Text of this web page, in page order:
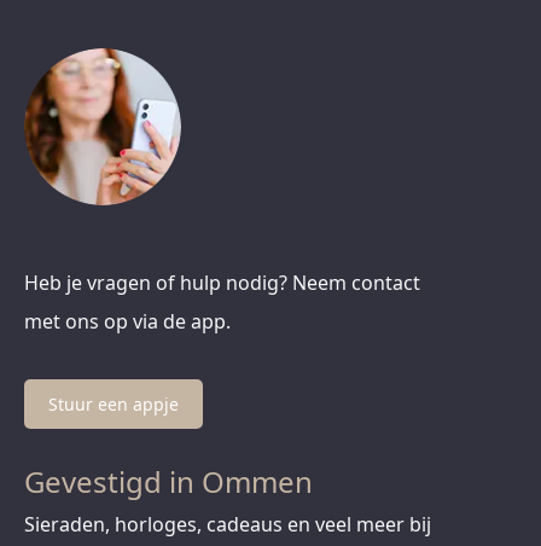
Heb je vragen of hulp nodig? Neem contact
met ons op via de app.
Stuur een appje
Gevestigd in Ommen
Sieraden, horloges, cadeaus en veel meer bij